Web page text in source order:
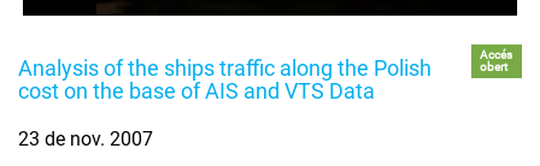
Analysis of the ships traffic along the Polish
cost on the base of AIS and VTS Data
Accés
obert
23 de nov. 2007